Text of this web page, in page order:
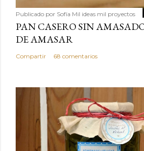
Publicado por Sofía Mil ideas mil proyectos
PAN CASERO SIN
DE AMASAR
Compartir 68 comentarios